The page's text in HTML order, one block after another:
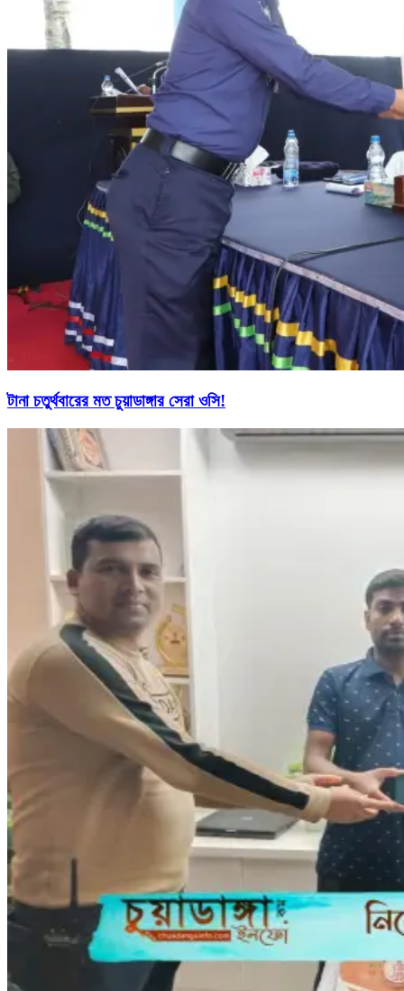
টানা চতুর্থবারের মত চুয়াডাঙ্গার সেরা ওসি!